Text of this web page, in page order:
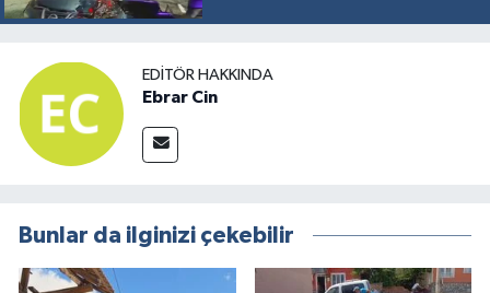
EDITÖR HAKKINDA
Ebrar Cin
Bunlar da ilginizi çekebilir